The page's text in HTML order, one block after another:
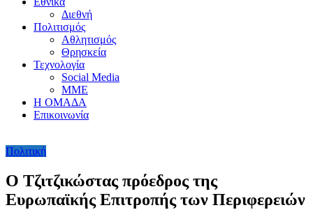
Διεθνή
Πολιτισμός
Αθλητισμός
Θρησκεία
Τεχνολογία
Social Media
ΜΜΕ
Η ΟΜΑΔΑ
Επικοινωνία
Πολιτική
Ο Τζιτζικώστας πρόεδρος της
Ευρωπαϊκής Επιτροπής των Περιφερειών